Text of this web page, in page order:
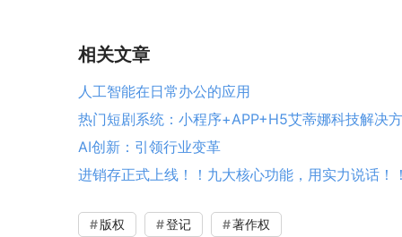
相关文章
人工智能在日常办公的应用
热门短剧系统：小程序+APP+H5艾蒂娜科技解决
AI创新：引领行业变革
进销存正式上线！！九大核心功能，用实力说话！
版权 登记 著作权